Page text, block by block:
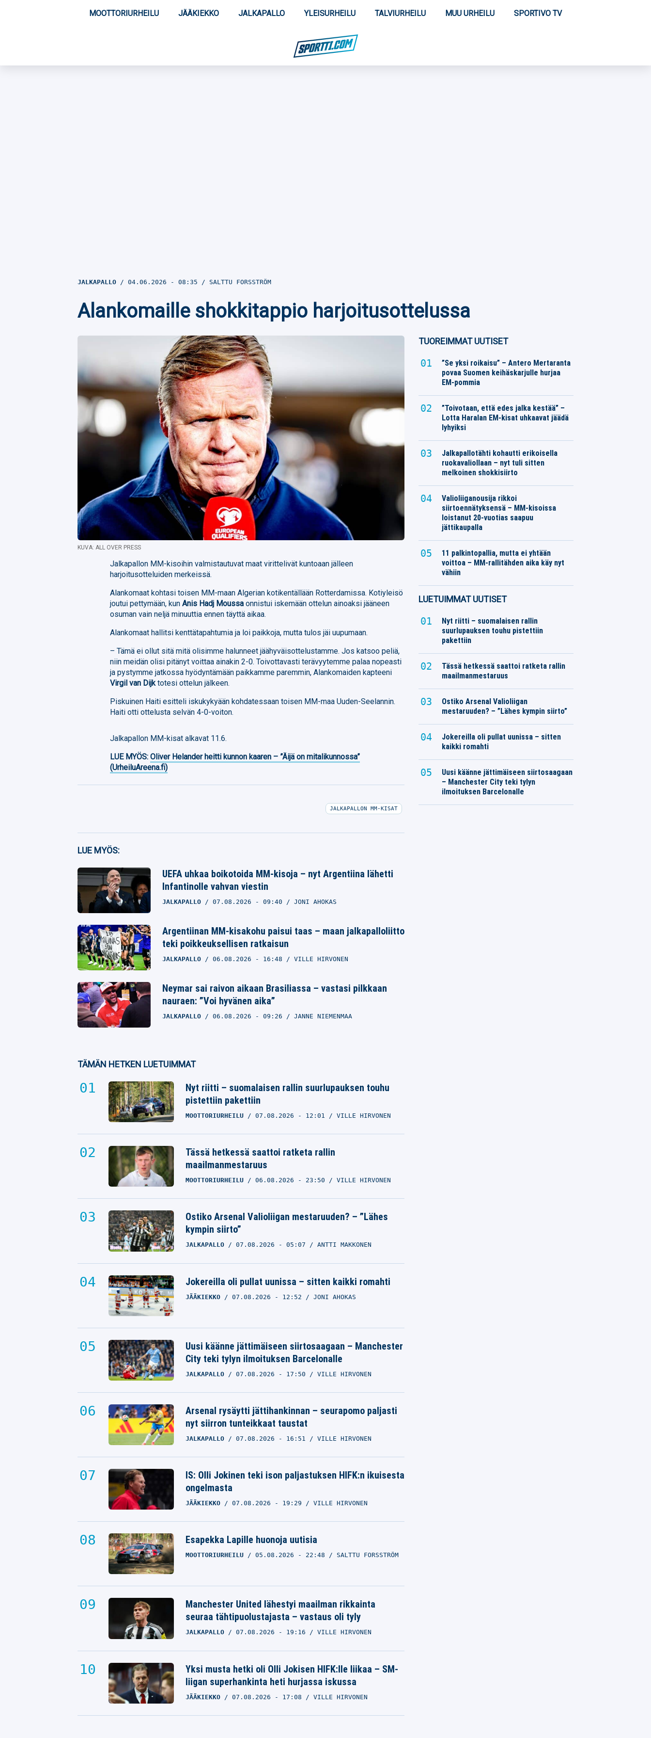
MOOTTORIURHEILU JÄÄKIEKKO JALKAPALLO YLEISURHEILU TALVIURHEILU MUU URHEILU SPORTIVO TV
JALKAPALLO 04.06.2026 - 08:35 SALTTU FORSSTRÖM
Alankomaille shokkitappio harjoitusottelussa
KUVA: ALL OVER PRESS
Jalkapallon MM-kisoihin valmistautuvat maat virittelivät kuntoaan jälleen
harjoitusotteluiden merkeissä.
Alankomaat kohtasi toisen MM-maan Algerian kotikentällään Rotterdamissa. Kotiyleisö
joutui pettymään, kunAnis Hadj Moussa onnistui iskemään ottelun ainoaksi jääneen
osuman vain neljä minuuttia ennen täyttä aikaa.
Alankomaat hallitsi kenttätapahtumia ja loi paikkoja, mutta tulos jäi uupumaan.
– Tämä ei ollut sitä mitä olisimme halunneet jäähyväisottelustamme. Jos katsoo peliä,
niin meidän olisi pitänyt voittaa ainakin 2-0. Toivottavasti terävyytemme palaa nopeasti
ja pystymme jatkossa hyödyntämään paikkamme paremmin, Alankomaiden kapteeni
Virgil van Dijk totesi ottelun jälkeen.
Piskuinen Haiti esitteli iskukykyään kohdatessaan toisen MM-maa Uuden-Seelannin.
Haiti otti ottelusta selvän 4-0-voiton.
Jalkapallon MM-kisat alkavat 11.6.
LUE MYÖS:Oliver Helander heitti kunnon kaaren – ”Äijä on mitalikunnossa”
(UrheiluAreena.fi)
Facebook
Twitter
Whatsapp
JALKAPALLON MM-KISAT
LUE MYÖS:
UEFA uhkaa boikotoida MM-kisoja – nyt Argentiina lähetti
Infantinolle vahvan viestin
JALKAPALLO 07.08.2026 - 09:40 JONI AHOKAS
Argentiinan MM-kisakohu paisui taas – maan jalkapalloliitto
teki poikkeuksellisen ratkaisun
JALKAPALLO 06.08.2026 - 16:48 VILLE HIRVONEN
Neymar sai raivon aikaan Brasiliassa – vastasi pilkkaan
nauraen: ”Voi hyvänen aika”
JALKAPALLO 06.08.2026 - 09:26 JANNE NIEMENMAA
TÄMÄN HETKEN LUETUIMMAT
Nyt riitti – suomalaisen rallin suurlupauksen touhu
pistettiin pakettiin
MOOTTORIURHEILU 07.08.2026 - 12:01 VILLE HIRVONEN
Tässä hetkessä saattoi ratketa rallin
maailmanmestaruus
MOOTTORIURHEILU 06.08.2026 - 23:50 VILLE HIRVONEN
Ostiko Arsenal Valioliigan mestaruuden? – ”Lähes
kympin siirto”
JALKAPALLO 07.08.2026 - 05:07 ANTTI MAKKONEN
Jokereilla oli pullat uunissa – sitten kaikki romahti
JÄÄKIEKKO 07.08.2026 - 12:52 JONI AHOKAS
Uusi käänne jättimäiseen siirtosaagaan – Manchester
City teki tylyn ilmoituksen Barcelonalle
JALKAPALLO 07.08.2026 - 17:50 VILLE HIRVONEN
Arsenal rysäytti jättihankinnan – seurapomo paljasti
nyt siirron tunteikkaat taustat
JALKAPALLO 07.08.2026 - 16:51 VILLE HIRVONEN
IS: Olli Jokinen teki ison paljastuksen HIFK:n ikuisesta
ongelmasta
JÄÄKIEKKO 07.08.2026 - 19:29 VILLE HIRVONEN
Esapekka Lapille huonoja uutisia
MOOTTORIURHEILU 05.08.2026 - 22:48 SALTTU FORSSTRÖM
Manchester United lähestyi maailman rikkainta
seuraa tähtipuolustajasta – vastaus oli tyly
JALKAPALLO 07.08.2026 - 19:16 VILLE HIRVONEN
Yksi musta hetki oli Olli Jokisen HIFK:lle liikaa – SM-
liigan superhankinta heti hurjassa iskussa
JÄÄKIEKKO 07.08.2026 - 17:08 VILLE HIRVONEN
TUOREIMMAT UUTISET
”Se yksi roikaisu” – Antero Mertaranta
povaa Suomen keihäskarjulle hurjaa
EM-pommia
”Toivotaan, että edes jalka kestää” –
Lotta Haralan EM-kisat uhkaavat jäädä
lyhyiksi
Jalkapallotähti kohautti erikoisella
ruokavaliollaan – nyt tuli sitten
melkoinen shokkisiirto
Valioliiganousija rikkoi
siirtoennätyksensä – MM-kisoissa
loistanut 20-vuotias saapuu
jättikaupalla
11 palkintopallia, mutta ei yhtään
voittoa – MM-rallitähden aika käy nyt
vähiin
LUETUIMMAT UUTISET
Nyt riitti – suomalaisen rallin
suurlupauksen touhu pistettiin
pakettiin
Tässä hetkessä saattoi ratketa rallin
maailmanmestaruus
Ostiko Arsenal Valioliigan
mestaruuden? – ”Lähes kympin siirto”
Jokereilla oli pullat uunissa – sitten
kaikki romahti
Uusi käänne jättimäiseen siirtosaagaan
– Manchester City teki tylyn
ilmoituksen Barcelonalle